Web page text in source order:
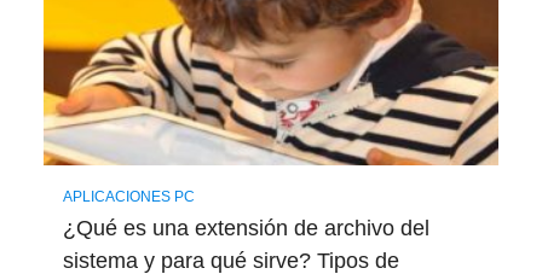
APLICACIONES PC
¿Qué es una extensión de archivo del
sistema y para qué sirve? Tipos de